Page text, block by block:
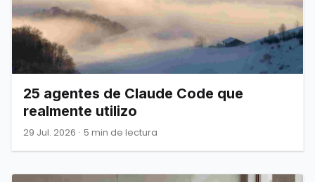
25 agentes de Claude Code que
realmente utilizo
29 Jul. 2026 · 5 min de lectura